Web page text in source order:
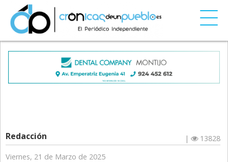
Redacción |
13828
Viernes, 21 de Marzo de 2025